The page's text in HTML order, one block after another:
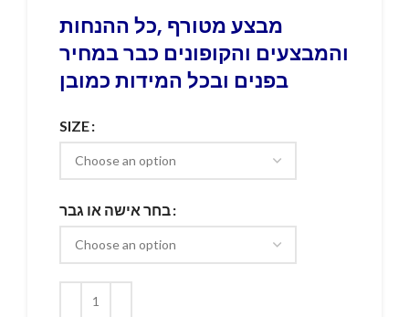
מבצע מטורף ,כל ההנחות
והמבצעים והקופונים כבר במחיר
בפנים ובכל המידות כמובן
SIZE
בחר אישה או גבר